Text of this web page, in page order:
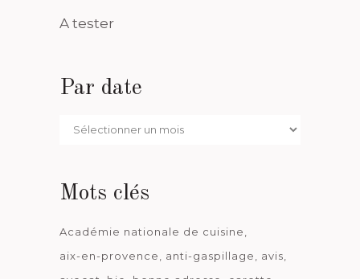
A tester
Par date
Par
Mots clés
Académie nationale de cuisine
aix-en-provence
anti-gaspillage
avis